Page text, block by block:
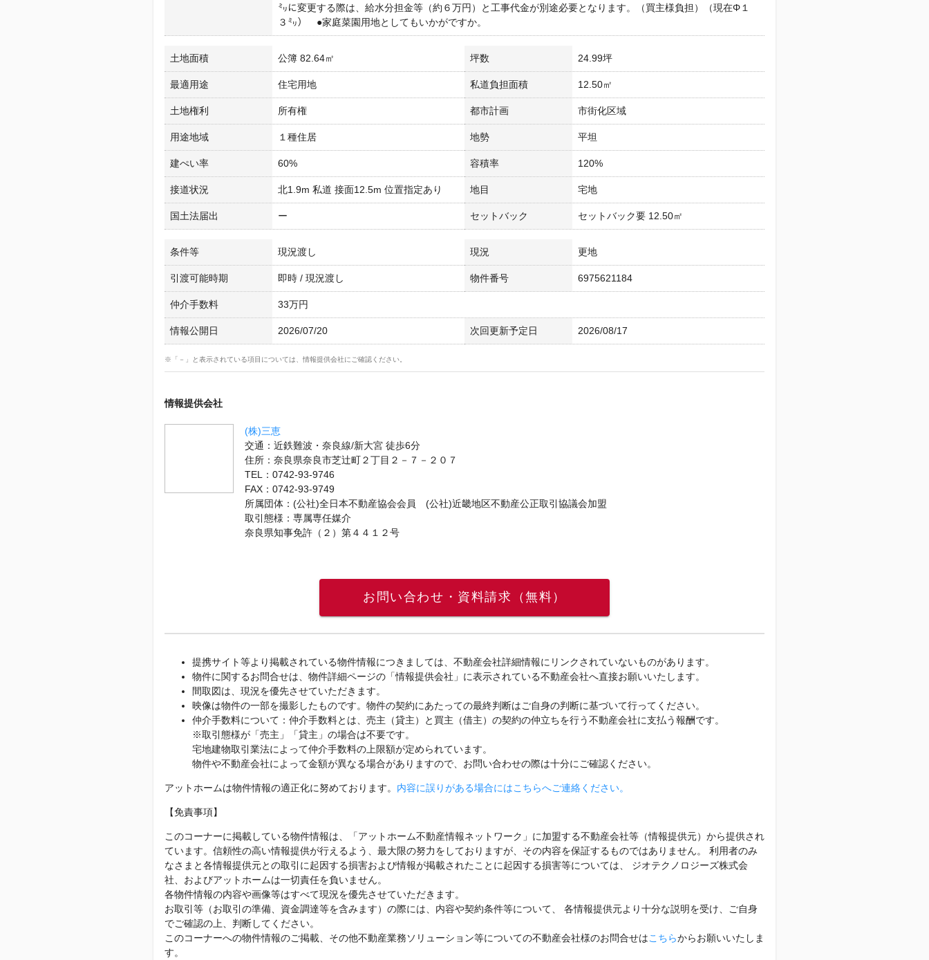
㍉に変更する際は、給水分担金等（約６万円）と工事代金が別途必要となります。（買主様負担）（現在Φ１
３㍉） ●家庭菜園用地としてもいかがですか。
土地面積 公簿 82.64㎡ 坪数 24.99坪
最適用途 住宅用地 私道負担面積 12.50㎡
土地権利 所有権 都市計画 市街化区域
用途地域 １種住居 地勢 平坦
建ぺい率 60% 容積率 120%
接道状況 北1.9m 私道 接面12.5m 位置指定あり 地目 宅地
国土法届出 ー セットバック セットバック要 12.50㎡
条件等 現況渡し 現況 更地
引渡可能時期 即時 / 現況渡し 物件番号 6975621184
仲介手数料 33万円
情報公開日 2026/07/20 次回更新予定日 2026/08/17
※「－」と表示されている項目については、情報提供会社にご確認ください。
情報提供会社
(株)三恵
交通：近鉄難波・奈良線/新大宮 徒歩6分
住所：奈良県奈良市芝辻町２丁目２－７－２０７
TEL：0742-93-9746
FAX：0742-93-9749
所属団体：(公社)全日本不動産協会会員 (公社)近畿地区不動産公正取引協議会加盟
取引態様：専属専任媒介
奈良県知事免許（２）第４４１２号
お問い合わせ・資料請求（無料）
提携サイト等より掲載されている物件情報につきましては、不動産会社詳細情報にリンクされていないものがあります。
物件に関するお問合せは、物件詳細ページの「情報提供会社」に表示されている不動産会社へ直接お願いいたします。
間取図は、現況を優先させていただきます。
映像は物件の一部を撮影したものです。物件の契約にあたっての最終判断はご自身の判断に基づいて行ってください。
仲介手数料について：仲介手数料とは、売主（貸主）と買主（借主）の契約の仲立ちを行う不動産会社に支払う報酬です。
※取引態様が「売主」「貸主」の場合は不要です。
宅地建物取引業法によって仲介手数料の上限額が定められています。
物件や不動産会社によって金額が異なる場合がありますので、お問い合わせの際は十分にご確認ください。
アットホームは物件情報の適正化に努めております。 内容に誤りがある場合にはこちらへご連絡ください。
【免責事項】
このコーナーに掲載している物件情報は、「アットホーム不動産情報ネットワーク」に加盟する不動産会社等（情報提供元）から提供され
ています。信頼性の高い情報提供が行えるよう、最大限の努力をしておりますが、その内容を保証するものではありません。 利用者のみ
なさまと各情報提供元との取引に起因する損害および情報が掲載されたことに起因する損害等については、 ジオテクノロジーズ株式会
社、およびアットホームは一切責任を負いません。
各物件情報の内容や画像等はすべて現況を優先させていただきます。
お取引等（お取引の準備、資金調達等を含みます）の際には、内容や契約条件等について、 各情報提供元より十分な説明を受け、ご自身
でご確認の上、判断してください。
このコーナーへの物件情報のご掲載、その他不動産業務ソリューション等についての不動産会社様のお問合せはこちらからお願いいたしま
す。